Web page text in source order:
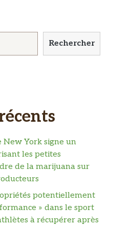
Rechercher
York signe un
les petites
de la marijuana sur
potentiellement
» dans le sport
à récupérer après